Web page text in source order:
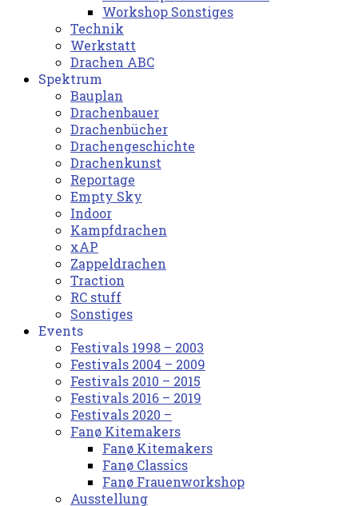
Workshop Sonstiges
Technik
Werkstatt
Drachen ABC
Spektrum
Bauplan
Drachenbauer
Drachenbücher
Drachengeschichte
Drachenkunst
Reportage
Empty Sky
Indoor
Kampfdrachen
xAP
Zappeldrachen
Traction
RC stuff
Sonstiges
Events
Festivals 1998 – 2003
Festivals 2004 – 2009
Festivals 2010 – 2015
Festivals 2016 – 2019
Festivals 2020 –
Fanø Kitemakers
Fanø Kitemakers
Fanø Classics
Fanø Frauenworkshop
Ausstellung